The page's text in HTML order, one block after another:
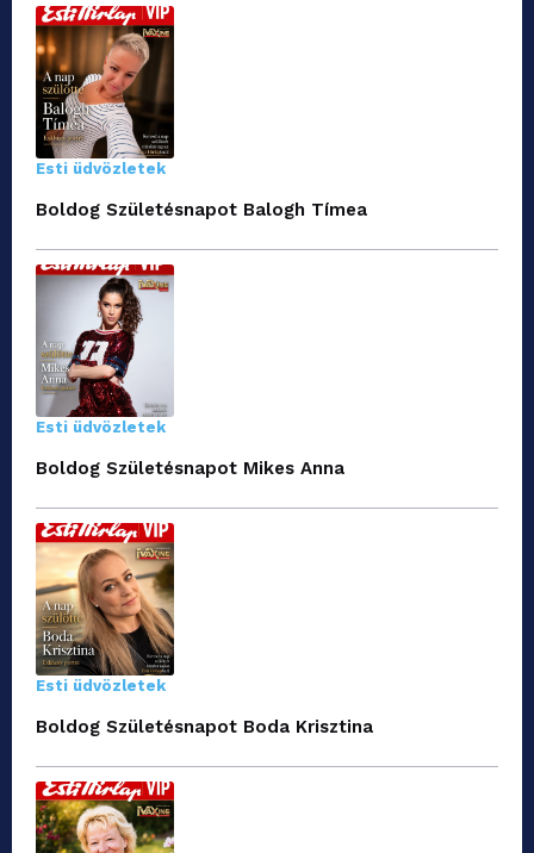
Esti üdvözletek
Boldog Születésnapot Balogh Tímea
Esti üdvözletek
Boldog Születésnapot Mikes Anna
Esti üdvözletek
Boldog Születésnapot Boda Krisztina